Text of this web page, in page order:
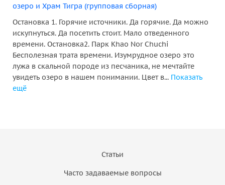
озеро и Храм Тигра (групповая сборная)
Остановка 1. Горячие источники. Да горячие. Да можно
искупнуться. Да посетить стоит. Мало отведенного
времени. Остановка2. Парк Khao Nor Chuchi
Бесполезная трата времени. Изумрудное озеро это
лужа в скальной породе из песчаника, не мечтайте
увидеть озеро в нашем понимании. Цвет в... Показать
ещё
Статьи
Часто задаваемые вопросы